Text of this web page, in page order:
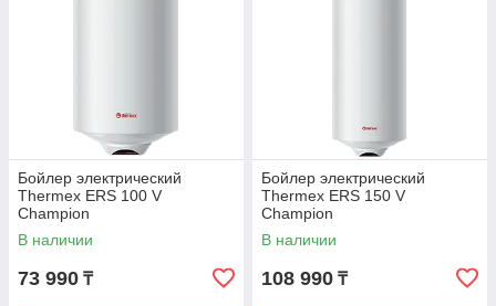
Бойлер электрический
Thermex ERS 100 V
Champion
В наличии
73 990 ₸
Бойлер электрический
Thermex ERS 150 V
Champion
В наличии
108 990 ₸